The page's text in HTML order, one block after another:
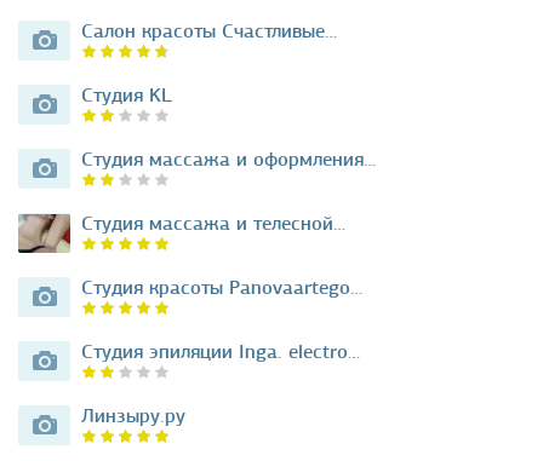
Салон красоты Счастливые…
Студия KL
Студия массажа и оформления…
Студия массажа и телесной…
Студия красоты Panovaartego…
Студия эпиляции Inga. electro…
Линзыру.ру